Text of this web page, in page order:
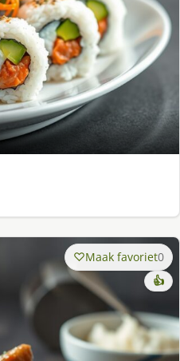
Maak favoriet0
👍